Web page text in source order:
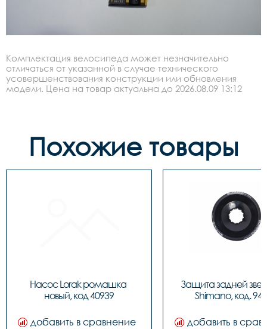
Комплектация велосипеда может незначительно
отличаться от указанной в случае технического
усовершенствования конструкции или обновления
модели. Цена на товар актуальна до 2026.08.09 13:12
Похожие товары
Насос Lorak ромашка
новый, код 40939
добавить в сравнение
Защита задней
Shimano, код.
добавить в